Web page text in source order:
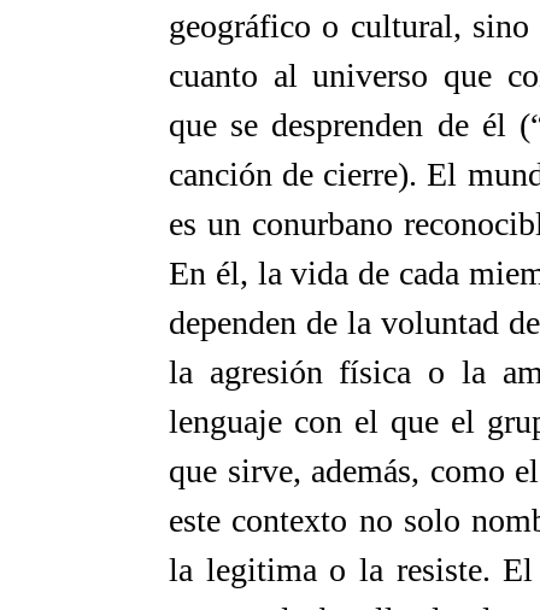
geográfico o cultural, sino
cuanto al universo que
que se desprenden de él
canción de cierre). El
es un conurbano
En él, la vida de cada
dependen de la voluntad
la agresión física o la
lenguaje con el que el
que sirve, además, como
este contexto no solo
la legitima o la resiste. El